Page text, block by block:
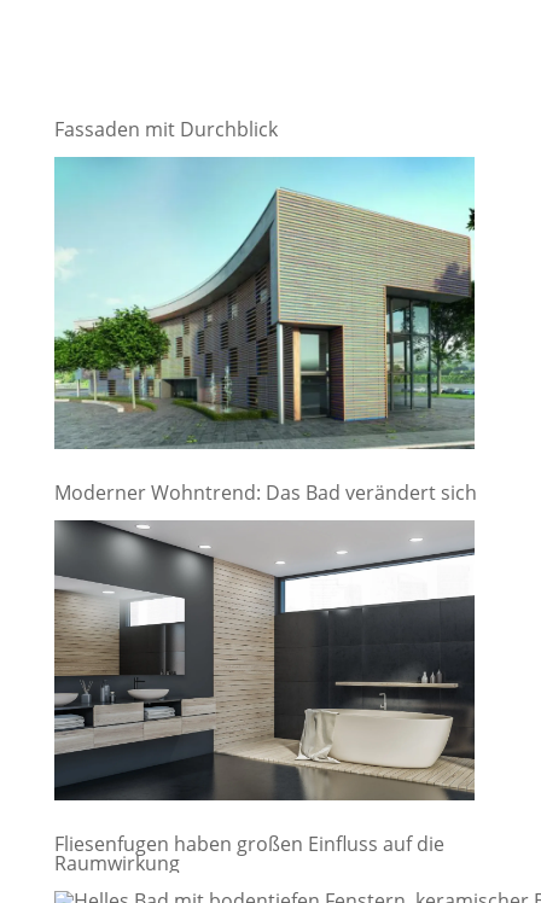
Fassaden mit Durchblick
Moderner Wohntrend: Das Bad verändert sich
Fliesenfugen haben großen Einfluss auf die
Raumwirkung